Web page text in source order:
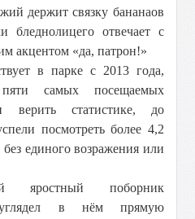
держит связку бананаов
бледнолицего отвечает с
акцентом «да, патрон!»
в парке с 2013 года,
самых посещаемых
верить статистике, до
посмотреть более 4,2
единого возражения или
поборник
углядел в нём прямую